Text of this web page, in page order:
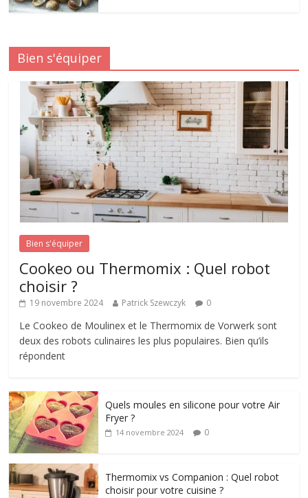
Bien s'équiper
Bien s'équiper
Cookeo ou Thermomix : Quel robot
choisir ?
19 novembre 2024 Patrick Szewczyk 0
Le Cookeo de Moulinex et le Thermomix de Vorwerk sont
deux des robots culinaires les plus populaires. Bien qu’ils
répondent
Quels moules en silicone pour votre Air
Fryer ?
14 novembre 2024 0
Thermomix vs Companion : Quel robot
choisir pour votre cuisine ?